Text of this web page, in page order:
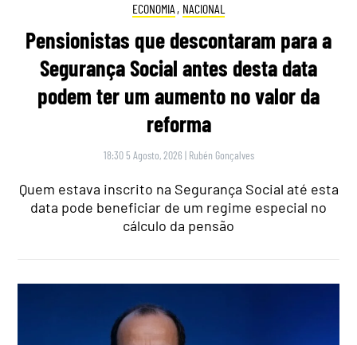
ECONOMIA , NACIONAL
Pensionistas que descontaram para a
Segurança Social antes desta data
podem ter um aumento no valor da
reforma
18:30 5 Agosto, 2026 | Rubén Gonçalves
Quem estava inscrito na Segurança Social até esta
data pode beneficiar de um regime especial no
cálculo da pensão